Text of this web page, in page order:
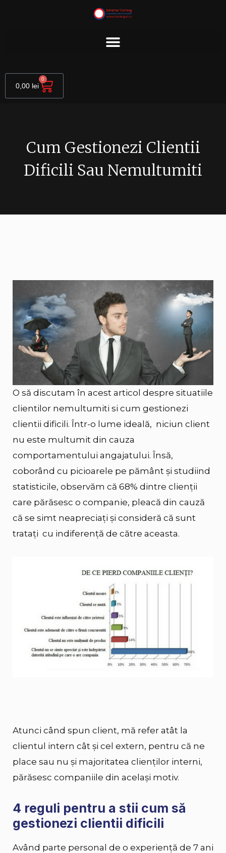
0,00 lei
0
Cart
Cum Gestionezi Clientii
Dificili Sau Nemultumiti
O să discutam în acest articol despre situatiile
clientilor nemultumiti si cum gestionezi
clientii dificili. Într-o lume ideală, niciun client
nu este multumit din cauza
comportamentului angajatului. Însă,
coborând cu picioarele pe pământ şi studiind
statisticile, observăm că 68% dintre clienţii
care părăsesc o companie, pleacă din cauză
că se simt neapreciaţi şi consideră că sunt
trataţi cu indiferenţă de către aceasta.
Atunci când spun client, mă refer atât la
clientul intern cât şi cel extern, pentru că ne
place sau nu şi majoritatea clienţilor interni,
părăsesc companiile din același motiv.
4 reguli pentru a stii cum să
gestionezi clientii dificili
Având parte personal de o experienţă de 7 ani